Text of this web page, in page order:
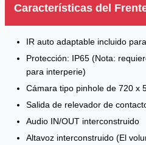
Características del
IR auto adaptable incluido
Protección: IP65 (Nota:
para interperie)
Cámara tipo pinhole de 720 x
Salida de relevador de
Audio IN/OUT interconstruido
Altavoz interconstruido (El